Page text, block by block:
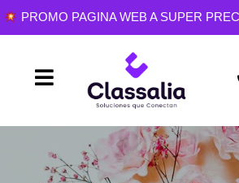
PROMO PAGINA WEB A SUPER